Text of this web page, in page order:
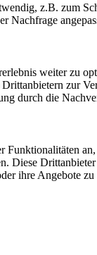
z.B. zum
Nachfrage
weiter zu
zur
durch die
Funktionalitäten
Diese
ihre Angebote zu